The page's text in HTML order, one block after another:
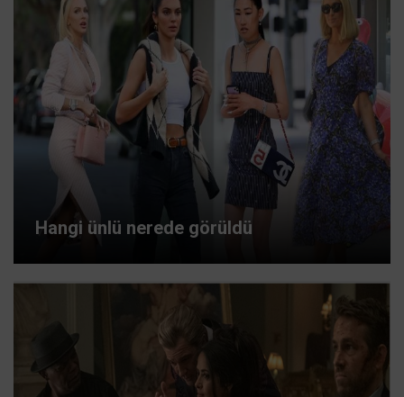
Hangi ünlü nerede görüldü